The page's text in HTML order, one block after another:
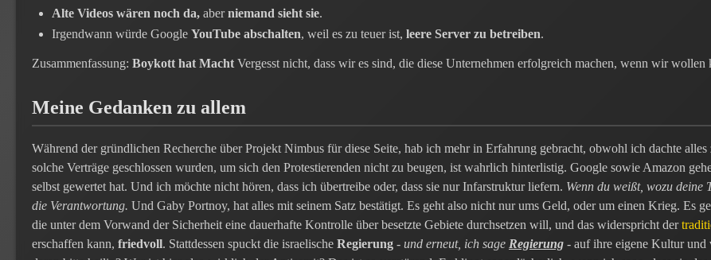
Alte Videos wären noch da, aberniemand sieht sie.
Irgendwann würde Google YouTube abschalten, weil es zu teuer ist, leere Server zu betreiben.
Zusammenfassung: Boykott hat Macht Vergesst nicht, dass wir es sind, die diese Unternehmen erfolgreich machen, wenn wir
Meine Gedanken zu allem
Während der gründlichen Recherche über Projekt Nimbus für diese Seite, hab ich mehr in Erfahrung gebracht, obwohl ich dachte
solche Verträge geschlossen wurden, um sich den Protestierenden nicht zu beugen, ist wahrlich hinterlistig. Google sowie Amazon
selbst gewertet hat. Und ich möchte nicht hören, dass ich übertreibe oder, dass sie nur Infarstruktur liefern. Wenn du weißt, wozu deine
die Verantwortung. Und Gaby Portnoy, hat alles mit seinem Satz bestätigt. Es geht also nicht nur ums Geld, oder um einen Krieg. Es
die unter dem Vorwand der Sicherheit eine dauerhafte Kontrolle über besetzte Gebiete durchsetzen will, und das widerspricht der
erschaffen kann, friedvoll. Stattdessen spuckt die israelische Regierung - und erneut, ich sage Regierung - auf ihre eigene Kultur und